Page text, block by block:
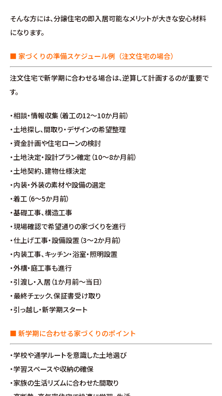
∟性能 / 高気密・高断熱
∟保証・アフターフォロー
∟自由設計・高性能住宅『AUCA』
∟自由設計・高断熱仕様住宅『MODERATE』
∟規格型・高性能住宅『Waffle』
宿泊型モデルハウス
∟宿泊体験予約
∟内覧予約
∟ご宿泊体験者フォト
∟新規分譲住宅
∟土地分譲
そんな方には、分譲住宅の即入居可能なメリットが大きな安心材料
になります。
■ 家づくりの準備スケジュール例（注文住宅の場合）
注文住宅で新学期に合わせる場合は、逆算して計画するのが重要で
す。
・相談・情報収集（着工の12〜10か月前）
・土地探し、間取り・デザインの希望整理
・資金計画や住宅ローンの検討
・土地決定・設計プラン確定（10〜8か月前）
・土地契約、建物仕様決定
・内装・外装の素材や設備の選定
・着工（6〜5か月前）
・基礎工事、構造工事
・現場確認で希望通りの家づくりを進行
・仕上げ工事・設備設置（3〜2か月前）
・内装工事、キッチン・浴室・照明設置
・外構・庭工事も進行
・引渡し・入居（1か月前〜当日）
・最終チェック、保証書受け取り
・引っ越し・新学期スタート
■ 新学期に合わせる家づくりのポイント
・学校や通学ルートを意識した土地選び
・学習スペースや収納の確保
・家族の生活リズムに合わせた間取り